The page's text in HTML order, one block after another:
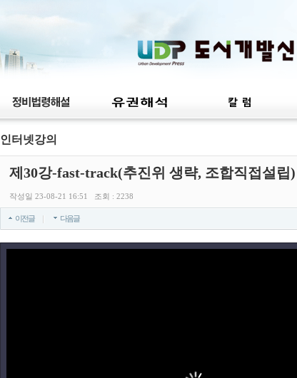
인터넷강의
제30강-fast-track(추진위 생략, 조합직접설립)
작성일 23-08-21 16:51 조회 : 2238
이전글 다음글